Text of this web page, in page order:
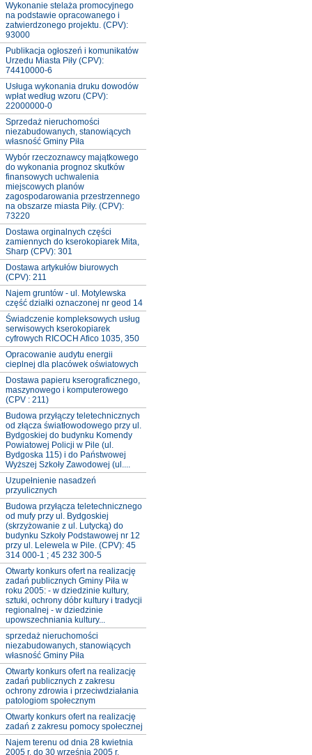
Wykonanie stelaża promocyjnego
na podstawie opracowanego i
zatwierdzonego projektu. (CPV):
93000
Publikacja ogłoszeń i komunikatów
Urzedu Miasta Piły (CPV):
74410000-6
Usługa wykonania druku dowodów
wpłat według wzoru (CPV):
22000000-0
Sprzedaż nieruchomości
niezabudowanych, stanowiących
własność Gminy Piła
Wybór rzeczoznawcy majątkowego
do wykonania prognoz skutków
finansowych uchwalenia
miejscowych planów
zagospodarowania przestrzennego
na obszarze miasta Piły. (CPV):
73220
Dostawa orginalnych części
zamiennych do kserokopiarek Mita,
Sharp (CPV): 301
Dostawa artykułów biurowych
(CPV): 211
Najem gruntów - ul. Motylewska
część działki oznaczonej nr geod 14
Świadczenie kompleksowych usług
serwisowych kserokopiarek
cyfrowych RICOCH Afico 1035, 350
Opracowanie audytu energii
cieplnej dla placówek oświatowych
Dostawa papieru kserograficznego,
maszynowego i komputerowego
(CPV : 211)
Budowa przyłączy teletechnicznych
od złącza światłowodowego przy ul.
Bydgoskiej do budynku Komendy
Powiatowej Policji w Pile (ul.
Bydgoska 115) i do Państwowej
Wyższej Szkoły Zawodowej (ul....
Uzupełnienie nasadzeń
przyulicznych
Budowa przyłącza teletechnicznego
od mufy przy ul. Bydgoskiej
(skrzyżowanie z ul. Lutycką) do
budynku Szkoły Podstawowej nr 12
przy ul. Lelewela w Pile. (CPV): 45
314 000-1 ; 45 232 300-5
Otwarty konkurs ofert na realizację
zadań publicznych Gminy Piła w
roku 2005: - w dziedzinie kultury,
sztuki, ochrony dóbr kultury i tradycji
regionalnej - w dziedzinie
upowszechniania kultury...
sprzedaż nieruchomości
niezabudowanych, stanowiących
własność Gminy Piła
Otwarty konkurs ofert na realizację
zadań publicznych z zakresu
ochrony zdrowia i przeciwdziałania
patologiom społecznym
Otwarty konkurs ofert na realizację
zadań z zakresu pomocy społecznej
Najem terenu od dnia 28 kwietnia
2005 r. do 30 września 2005 r.